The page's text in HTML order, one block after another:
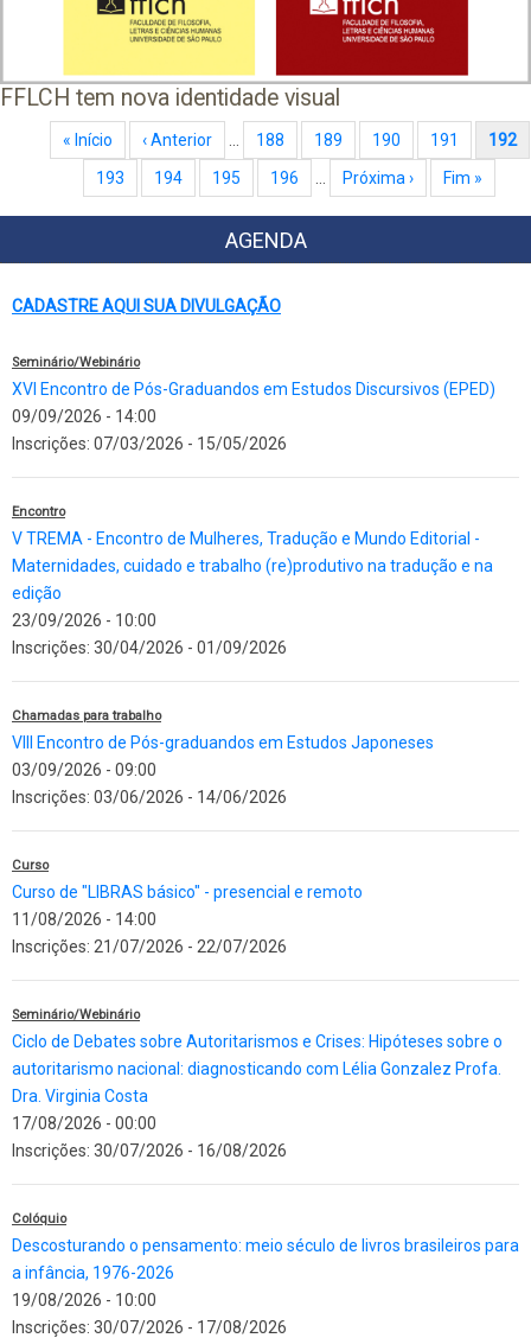
FFLCH tem nova identidade visual
Paginação
Primeira página
« Início Página anterior
‹ Anterior Page
188 Page
189 Page
190 Page
191 Página atual
192
Page
193 Page
194 Page
195 Page
196 Próxima página
Próxima › Última página
Fim »
AGENDA
CADASTRE AQUI SUA DIVULGAÇÃO
Seminário/Webinário
XVI Encontro de Pós-Graduandos em Estudos Discursivos (EPED)
09/09/2026 - 14:00
Inscrições: 07/03/2026 - 15/05/2026
Encontro
V TREMA - Encontro de Mulheres, Tradução e Mundo Editorial -
Maternidades, cuidado e trabalho (re)produtivo na tradução e na
edição
23/09/2026 - 10:00
Inscrições: 30/04/2026 - 01/09/2026
Chamadas para trabalho
VIII Encontro de Pós-graduandos em Estudos Japoneses
03/09/2026 - 09:00
Inscrições: 03/06/2026 - 14/06/2026
Curso
Curso de "LIBRAS básico" - presencial e remoto
11/08/2026 - 14:00
Inscrições: 21/07/2026 - 22/07/2026
Seminário/Webinário
Ciclo de Debates sobre Autoritarismos e Crises: Hipóteses sobre o
autoritarismo nacional: diagnosticando com Lélia Gonzalez Profa.
Dra. Virginia Costa
17/08/2026 - 00:00
Inscrições: 30/07/2026 - 16/08/2026
Colóquio
Descosturando o pensamento: meio século de livros brasileiros para
a infância, 1976-2026
19/08/2026 - 10:00
Inscrições: 30/07/2026 - 17/08/2026